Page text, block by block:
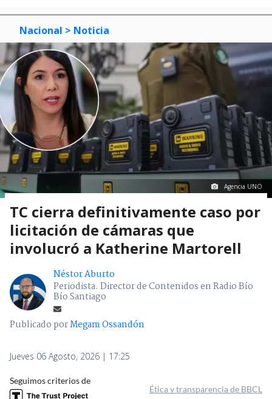
Nacional > Noticia
Agencia UNO
TC cierra definitivamente caso por
licitación de cámaras que
involucró a Katherine Martorell
Néstor Aburto
Periodista. Director de Contenidos en Radio Bío
Bío Santiago
Publicado porMegam Ossandón
Jueves 06 Agosto, 2026 | 17:25
Seguimos criterios de
Ética y transparencia de BBCL